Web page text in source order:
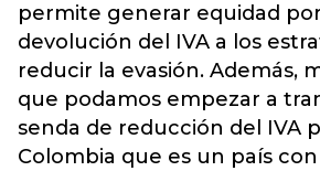
permite generar equidad
devolución del IVA a los
reducir la evasión. Además,
que podamos empezar a
senda de reducción del IVA
Colombia que es un país